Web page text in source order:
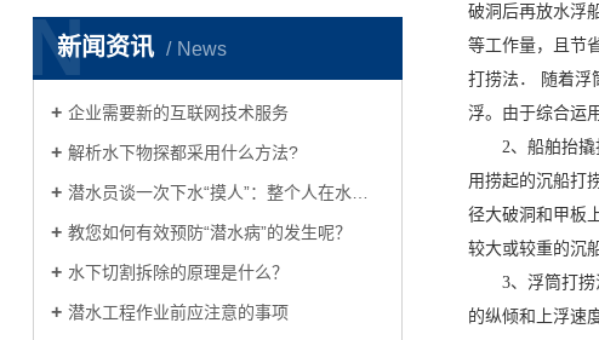
新闻资讯 News
N
企业需要新的互联网技术服务
解析水下物探都采用什么方法?
潜水员谈一次下水“摸人”：整个人在水下哆嗦
教您如何有效预防“潜水病”的发生呢？
水下切割拆除的原理是什么？
潜水工程作业前应注意的事项
破洞后再放水浮
等工作量，且节
打捞法． 随着浮
浮。由于综合运
2、船舶抬撬打
用捞起的沉船打
径大破洞和甲板
较大或较重的沉
3、浮筒打捞法
的纵倾和上浮速